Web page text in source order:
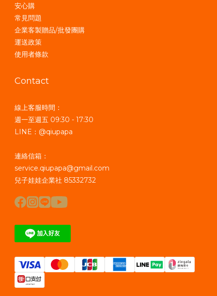
安心購
常見問題
企業客製贈品/批發團購
運送政策
使用者條款
Contact
線上客服時間：
週一至週五 09:30 - 17:30
LINE：@qiupapa
連絡信箱：
service.qiupapa@gmail.com
兒子娃娃企業社 85332732